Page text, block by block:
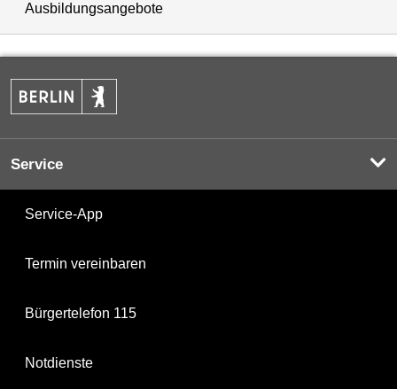
Ausbildungsangebote
Service
Service-App
Termin vereinbaren
Bürgertelefon 115
Notdienste